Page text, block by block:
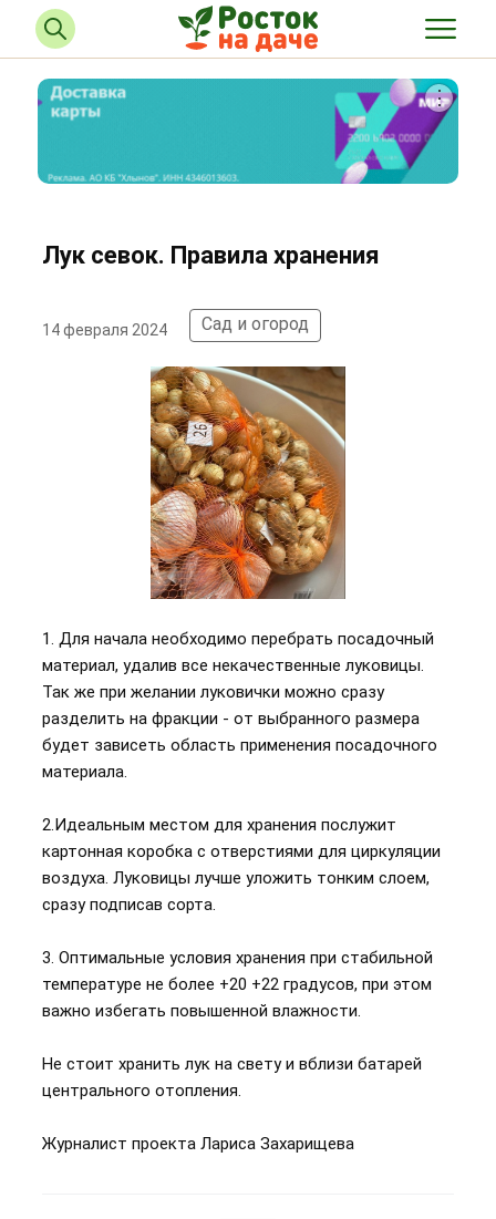
Лук севок. Правила хранения
14 февраля 2024 Сад и огород
1. Для начала необходимо перебрать посадочный
материал, удалив все некачественные луковицы.
Так же при желании луковички можно сразу
разделить на фракции - от выбранного размера
будет зависеть область применения посадочного
материала.
2.Идеальным местом для хранения послужит
картонная коробка с отверстиями для циркуляции
воздуха. Луковицы лучше уложить тонким слоем,
сразу подписав сорта.
3. Оптимальные условия хранения при стабильной
температуре не более +20 +22 градусов, при этом
важно избегать повышенной влажности.
Не стоит хранить лук на свету и вблизи батарей
центрального отопления.
Журналист проекта Лариса Захарищева